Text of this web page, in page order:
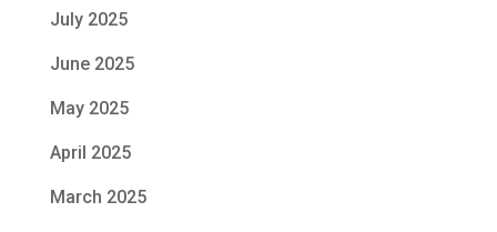
July 2025
June 2025
May 2025
April 2025
March 2025